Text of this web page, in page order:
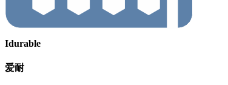
Idurable
爱耐